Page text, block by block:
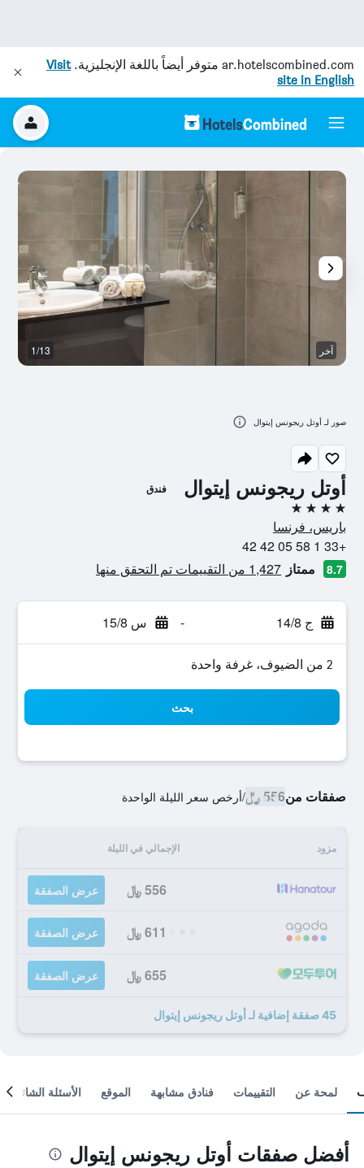
ar.hotelscombined.com متوفر أيضاً باللغة الإنجليزية.Visit
site in English
أوتل ريجونس إيتوال فندق
4 نجوم
باريس، فرنسا
+33 1 58 05 42 42
8.7 ممتاز 1,427 من التقييمات تم التحقق منها
ج 14/8 - س 15/8
2 من الضيوف، غرفة واحدة
بحث
صفقات من556 ﷼ /أرخص سعر الليلة الواحدة
مزود الإجمالي في الليلة
556 ﷼ عرض الصفقة
611 ﷼ عرض الصفقة
655 ﷼ عرض الصفقة
45 صفقة إضافية لـ أوتل ريجونس إيتوال
آخر 1/13
صور لـ أوتل ريجونس إيتوال
لمحة عن التقييمات فنادق مشابهة الموقع الأسئلة الشائعة
أفضل صفقات أوتل ريجونس إيتوال